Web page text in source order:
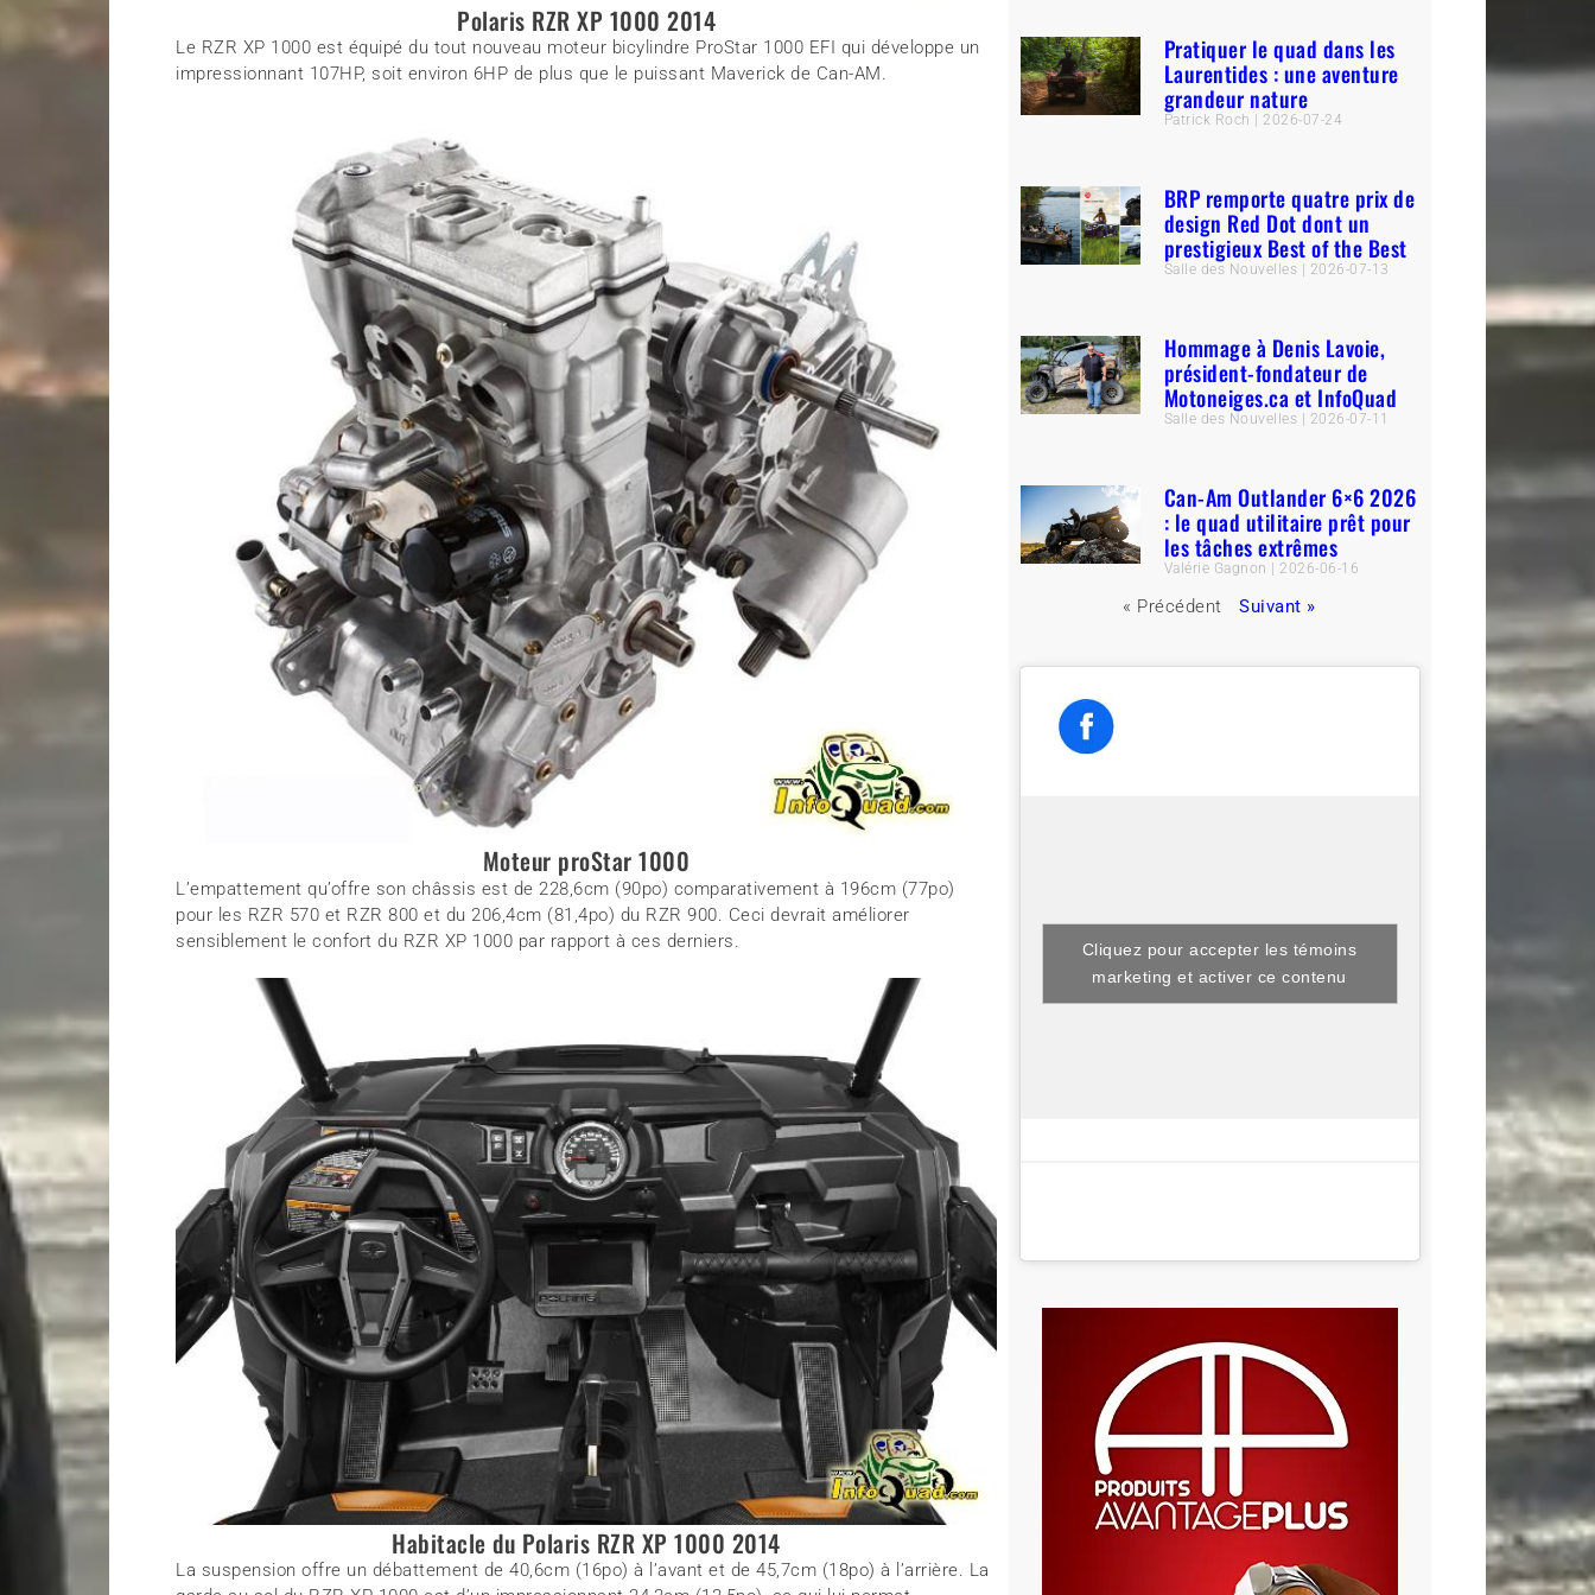
Polaris RZR XP 1000 2014
Le RZR XP 1000 est équipé du tout nouveau moteur bicylindre ProStar 1000 EFI qui développe un
impressionnant 107HP, soit environ 6HP de plus que le puissant Maverick de Can-AM.
Moteur proStar 1000
L’empattement qu’offre son châssis est de 228,6cm (90po) comparativement à 196cm (77po)
pour les RZR 570 et RZR 800 et du 206,4cm (81,4po) du RZR 900. Ceci devrait améliorer
sensiblement le confort du RZR XP 1000 par rapport à ces derniers.
Habitacle du Polaris RZR XP 1000 2014
La suspension offre un débattement de 40,6cm (16po) à l’avant et de 45,7cm (18po) à l’arrière. La
Pratiquer le quad dans les
Laurentides : une aventure
grandeur nature
Patrick Roch 2026-07-24
BRP remporte quatre prix de
design Red Dot dont un
prestigieux Best of the Best
Salle des Nouvelles 2026-07-13
Hommage à Denis Lavoie,
président-fondateur de
Motoneiges.ca et InfoQuad
Salle des Nouvelles 2026-07-11
Can-Am Outlander 6×6 2026
: le quad utilitaire prêt pour
les tâches extrêmes
Valérie Gagnon 2026-06-16
« Précédent Suivant »
Cliquez pour accepter les témoins
marketing et activer ce contenu